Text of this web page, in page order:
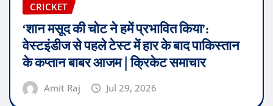
CRICKET
‘शान मसूद की चोट ने हमें प्रभावित किया’:
वेस्टइंडीज से पहले टेस्ट में हार के बाद पाकिस्तान
के कप्तान बाबर आजम | क्रिकेट समाचार
Amit Raj Jul 29, 2026